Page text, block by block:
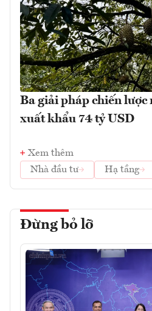
Ba giải pháp chiến lược
xuất khẩu 74 tỷ USD
Xem thêm
Nhà đầu tư
Hạ tầng
Đừng bỏ lỡ